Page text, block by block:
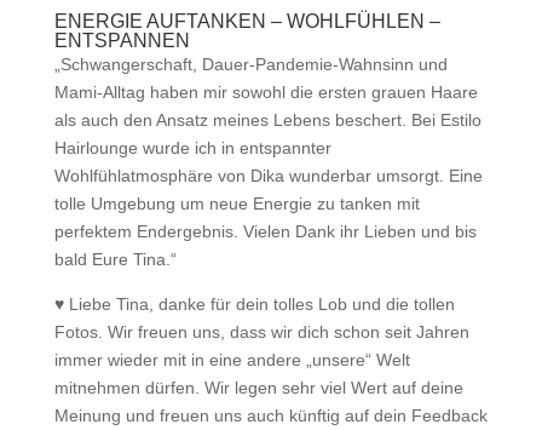
ENERGIE AUFTANKEN – WOHLFÜHLEN –
ENTSPANNEN
„Schwangerschaft, Dauer-Pandemie-Wahnsinn und
Mami-Alltag haben mir sowohl die ersten grauen Haare
als auch den Ansatz meines Lebens beschert. Bei Estilo
Hairlounge wurde ich in entspannter
Wohlfühlatmosphäre von Dika wunderbar umsorgt. Eine
tolle Umgebung um neue Energie zu tanken mit
perfektem Endergebnis. Vielen Dank ihr Lieben und bis
bald Eure Tina.“
♥ Liebe Tina, danke für dein tolles Lob und die tollen
Fotos. Wir freuen uns, dass wir dich schon seit Jahren
immer wieder mit in eine andere „unsere“ Welt
mitnehmen dürfen. Wir legen sehr viel Wert auf deine
Meinung und freuen uns auch künftig auf dein Feedback